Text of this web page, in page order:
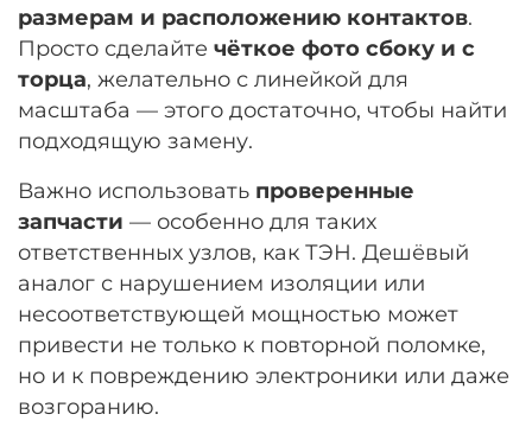
размерам и расположению контактов.
Просто сделайте чёткое фото сбоку и с
торца, желательно с линейкой для
масштаба — этого достаточно, чтобы найти
подходящую замену.
Важно использовать проверенные
запчасти — особенно для таких
ответственных узлов, как ТЭН. Дешёвый
аналог с нарушением изоляции или
несоответствующей мощностью может
привести не только к повторной поломке,
но и к повреждению электроники или даже
возгоранию.